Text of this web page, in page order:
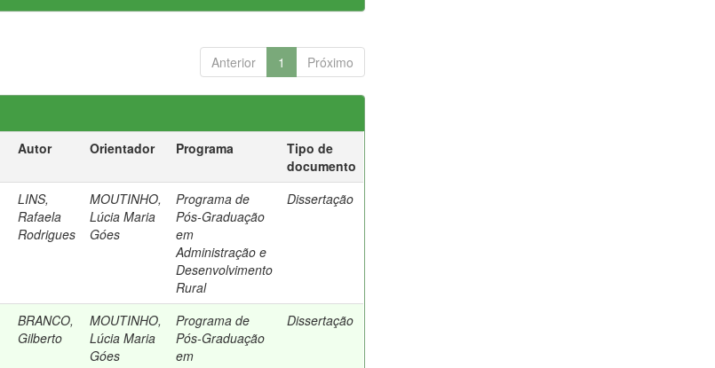
Anterior 1 Próximo
Autor Orientador Programa
Tipo de
documento
LINS,
Rafaela
Rodrigues
MOUTINHO,
Lúcia Maria
Góes
Programa de
Pós-Graduação
em
Administração e
Desenvolvimento
Rural
Dissertação
BRANCO,
Gilberto
MOUTINHO,
Lúcia Maria
Góes
Programa de
Pós-Graduação
em
Dissertação